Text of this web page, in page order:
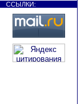
ССЫЛКИ: